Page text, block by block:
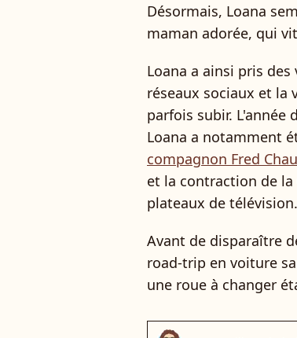
Désormais, Loana
maman adorée, qui
Loana a ainsi pris
réseaux sociaux et la
parfois subir.
Loana a notamment
compagnon Fred
et la contraction de la
plateaux de télévision.
Avant de disparaître
road-trip en voiture
une roue à changer